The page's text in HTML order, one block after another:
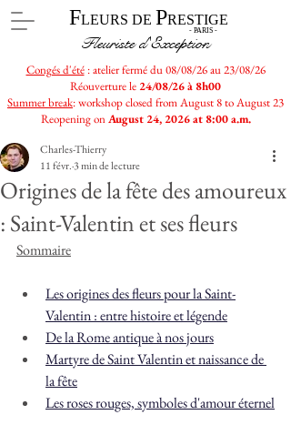
FLEURS DE PRESTIGE
- PARIS -
Fleuriste d'Exception
Congés d'été: atelier fermé du 08/08/26 au 23/08/26
Réouverture le 24/08/26 à 8h00
Summer break: workshop closed from August 8 to August 23
Reopening onAugust 24, 2026 at 8:00 a.m.
Origines de la fête des amoureux
: Saint-Valentin et ses fleurs
Charles-Thierry
11 févr.3 min de lecture
Sommaire
Les origines des fleurs pour la Saint-
Valentin : entre histoire et légende
De la Rome antique à nos jours
Martyre de Saint Valentin et naissance de
la fête
Les roses rouges, symboles d'amour éternel